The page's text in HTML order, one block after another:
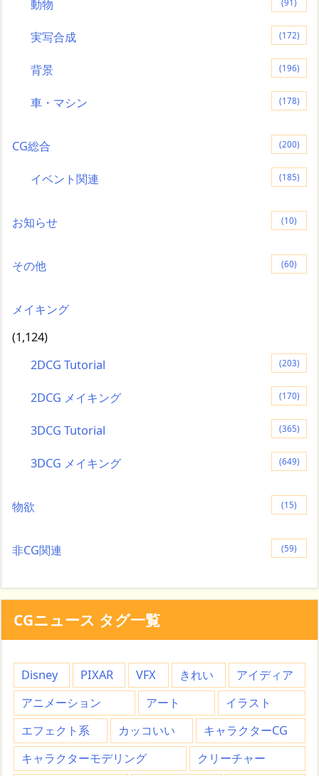
動物 (91)
実写合成 (172)
背景 (196)
車・マシン (178)
CG総合 (200)
イベント関連 (185)
お知らせ (10)
その他 (60)
メイキング
(1,124)
2DCG Tutorial
(203)
2DCG メイキング (170)
3DCG Tutorial (365)
3DCG メイキング (649)
物欲 (15)
非CG関連 (59)
CGニュース タグ一覧
Disney PIXAR VFX きれい
アイディア
アニメーション
アート
イラスト
エフェクト系
カッコいい
キャラクターCG
キャラクターモデリング
クリーチャー